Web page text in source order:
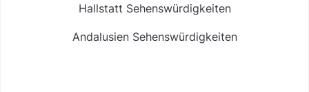
Hallstatt Sehenswürdigkeiten
Andalusien Sehenswürdigkeiten